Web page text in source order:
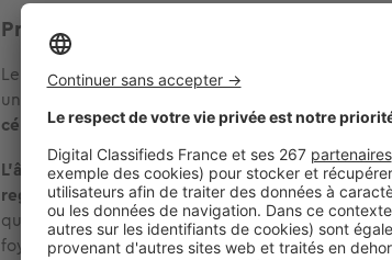
Profil démographique du Pyanet
Le quartier du Pyanet compte
une densité d’environ 1 053 habitants par km².
célibataires représentent (42 %), les couples (32
L’âge moyen des habitants est de 32 ans. Sur le
regroupe 48 % des résidents. Le taux de
que les actifs de moins de 30 ans représentent 9
foyer s’élève à 19 213 €.